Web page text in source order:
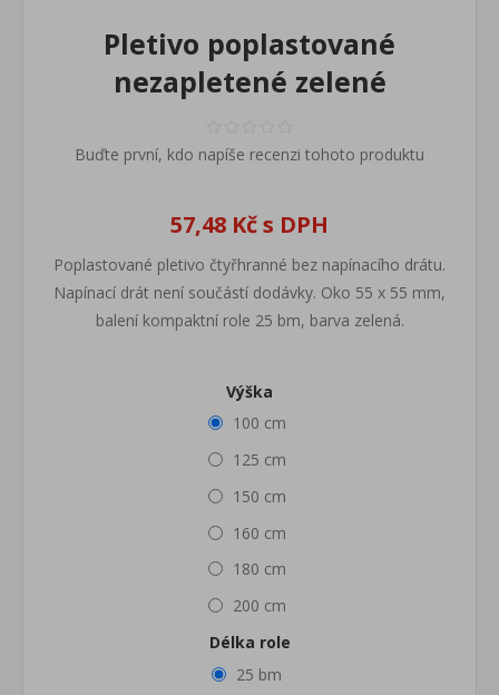
Pletivo poplastované
nezapletené zelené
Buďte první, kdo napíše recenzi tohoto produktu
57,48 Kč s DPH
Poplastované pletivo čtyřhranné bez napínacího drátu.
Napínací drát není součástí dodávky. Oko 55 x 55 mm,
balení kompaktní role 25 bm, barva zelená.
Výška
100 cm
125 cm
150 cm
160 cm
180 cm
200 cm
Délka role
25 bm